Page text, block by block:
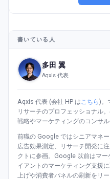
書いている人
多田 翼
Aqxis 代表
Aqxis 代表 (会社 HP はこちら)。
リサーチのプロフェッショナル
戦略やマーケティングのコンサル
前職の Google ではシニアマネ
広告効果測定、リサーチ開発に
クトに参画。Google 以前はマ
イアントのマーケティング支援
上げや消費者パネルの刷新をリ